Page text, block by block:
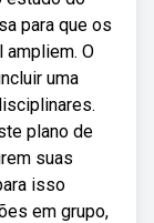
para que os
ampliem. O
uma
plano de
suas
isso
em grupo,